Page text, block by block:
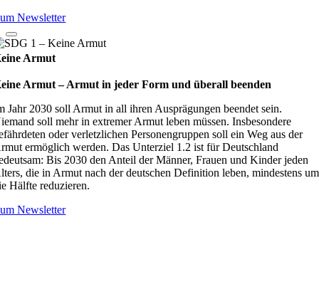
Newsletter
Armut
Armut – Armut in jeder Form und überall beenden
Jahr 2030 soll Armut in all ihren Ausprägungen beendet sein.
soll mehr in extremer Armut leben müssen. Insbesondere
oder verletzlichen Personengruppen soll ein Weg aus der
ermöglich werden. Das Unterziel 1.2 ist für Deutschland
Bis 2030 den Anteil der Männer, Frauen und Kinder jeden
die in Armut nach der deutschen Definition leben, mindestens um
Hälfte reduzieren.
Newsletter